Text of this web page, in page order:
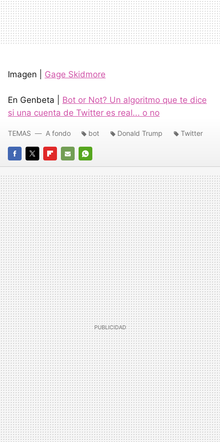
Imagen | Gage Skidmore
En Genbeta | Bot or Not? Un algoritmo que te dice
si una cuenta de Twitter es real... o no
FACEBOOK
TWITTERFLIPBOARD
E-
MAIL
WHATSAPP
TEMAS A fondo bot Donald Trump Twitter